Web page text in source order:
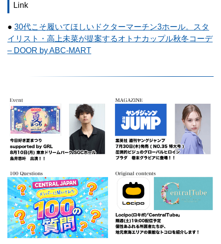
Link
● 30代こそ履いてほしいドクターマーチン3ホール。スタ
イリスト・高上未菜が提案するオトナカップル秋冬コーデ
– DOOR by ABC-MART